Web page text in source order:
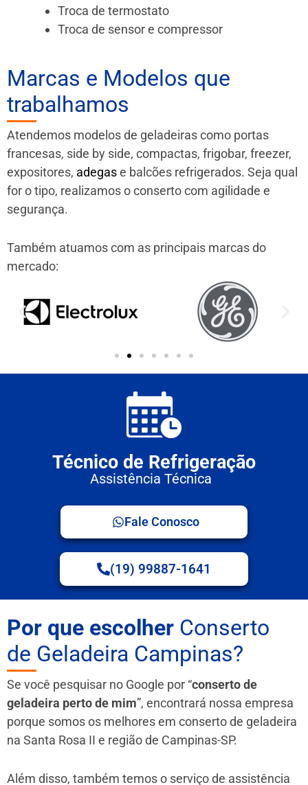
Troca de termostato
Troca de sensor e compressor
Marcas e Modelos que
trabalhamos
Atendemos modelos de geladeiras como portas
francesas, side by side, compactas, frigobar, freezer,
expositores, adegase balcões refrigerados. Seja qual
for o tipo, realizamos o conserto com agilidade e
segurança.
Também atuamos com as principais marcas do
mercado:
Técnico de Refrigeração
Assistência Técnica
Fale Conosco
(19) 99887-1641
Por que escolher Conserto
de Geladeira Campinas?
Se você pesquisar no Google por “conserto de
geladeira perto de mim”, encontrará nossa empresa
porque somos os melhores em conserto de geladeira
na Santa Rosa II e região de Campinas-SP.
Além disso, também temos o serviço de assistência